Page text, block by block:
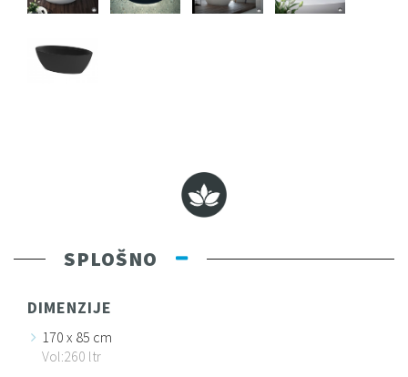
SPLOŠNO
DIMENZIJE
170 x 85 cm
Vol:260 ltr